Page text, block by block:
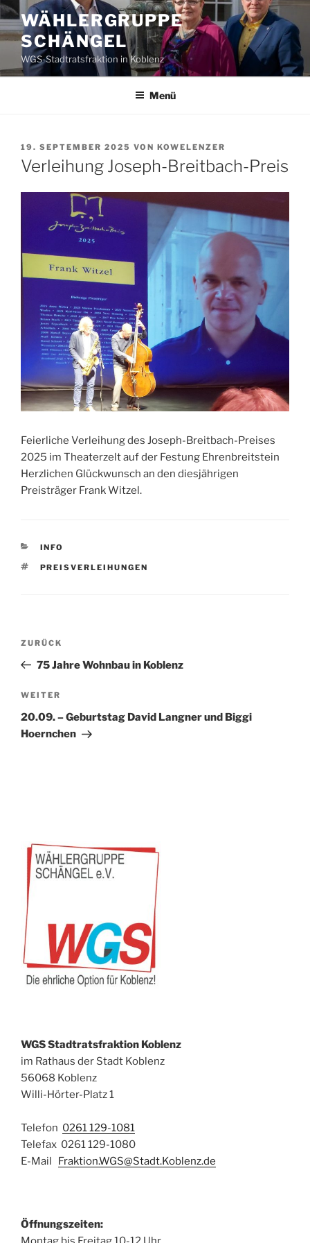
Zum
Inhalt
springen
WÄHLERGRUPPE
SCHÄNGEL
WGS-Stadtratsfraktion in Koblenz
Menü
VERÖFFENTLICHT
AM
19. SEPTEMBER 2025 VON KOWELENZER
Verleihung Joseph-Breitbach-Preis
Feierliche Verleihung des Joseph-Breitbach-Preises
2025 im Theaterzelt auf der Festung Ehrenbreitstein
Herzlichen Glückwunsch an den diesjährigen
Preisträger Frank Witzel.
KATEGORIEN
INFO
SCHLAGWÖRTER
PREISVERLEIHUNGEN
Beitragsnavigation
Vorheriger
Beitrag
ZURÜCK
75 Jahre Wohnbau in Koblenz
Nächster
Beitrag
WEITER
20.09. – Geburtstag David Langner und Biggi
Hoernchen
WGS Stadtratsfraktion Koblenz
im Rathaus der Stadt Koblenz
56068 Koblenz
Willi-Hörter-Platz 1
Telefon 0261 129-1081
Telefax 0261 129-1080
E-Mail Fraktion.WGS@Stadt.Koblenz.de
Öffnungszeiten: